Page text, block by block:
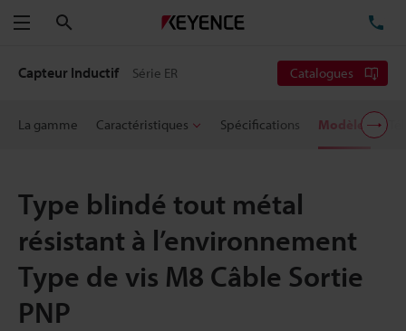
Menu
Capteur Inductif Série ER Catalogues
La gamme Caractéristiques Spécifications Modèles
Type blindé tout métal
résistant à l’environnement
Type de vis M8 Câble Sortie
PNP